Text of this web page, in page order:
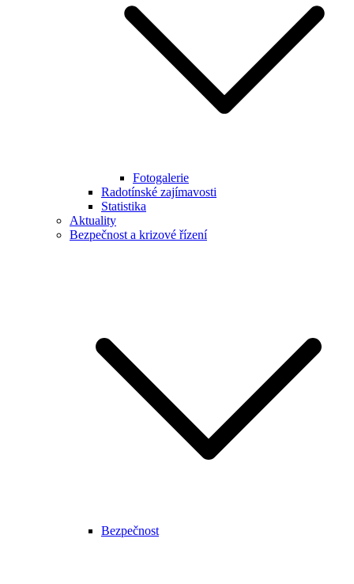
Fotogalerie
Radotínské zajímavosti
Statistika
Aktuality
Bezpečnost a krizové řízení
Bezpečnost